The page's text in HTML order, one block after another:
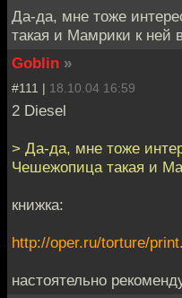
Да-да, мне тоже
такая и Мамрики к ней
Goblin »
#111 | 18.10.04 16:59
2 Diesel
> Да-да, мне тоже
Чешежопица такая и
книжка:
http://oper.ru/torture/
настоятельно